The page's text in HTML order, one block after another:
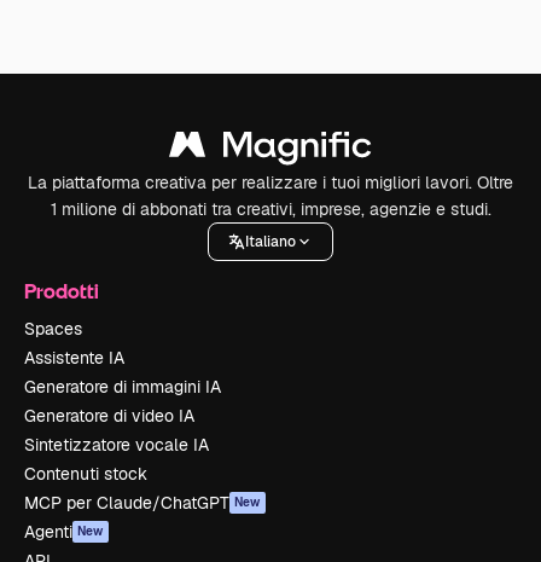
La piattaforma creativa per realizzare i tuoi migliori lavori. Oltre
1 milione di abbonati tra creativi, imprese, agenzie e studi.
Italiano
Prodotti
Spaces
Assistente IA
Generatore di immagini IA
Generatore di video IA
Sintetizzatore vocale IA
Contenuti stock
MCP per Claude/ChatGPT New
Agenti New